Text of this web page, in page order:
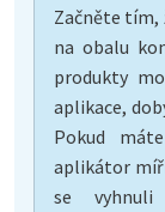
Začněte tím,
na obalu
produkty
aplikace,
Pokud
aplikátor
se